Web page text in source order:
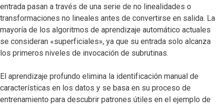
entrada pasan a través de una serie de no linealidades o
transformaciones no lineales antes de convertirse en salida. La
mayoría de los algoritmos de aprendizaje automático actuales
se consideran «superficiales», ya que su entrada solo alcanza
los primeros niveles de invocación de subrutinas.
El aprendizaje profundo elimina la identificación manual de
características en los datos y se basa en su proceso de
entrenamiento para descubrir patrones útiles en el ejemplo de